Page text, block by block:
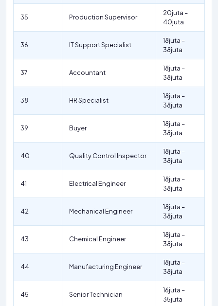
35 Production Supervisor
20juta –
40juta
36 IT Support Specialist
18juta –
38juta
37 Accountant
18juta –
38juta
38 HR Specialist
18juta –
38juta
39 Buyer
18juta –
38juta
40 Quality Control Inspector
18juta –
38juta
41 Electrical Engineer
18juta –
38juta
42 Mechanical Engineer
18juta –
38juta
43 Chemical Engineer
18juta –
38juta
44 Manufacturing Engineer
18juta –
38juta
45 Senior Technician
16juta –
35juta